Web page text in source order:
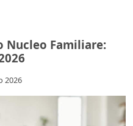
Nucleo Familiare:
2026